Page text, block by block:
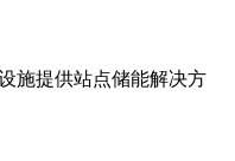
施提供站点储能解决方